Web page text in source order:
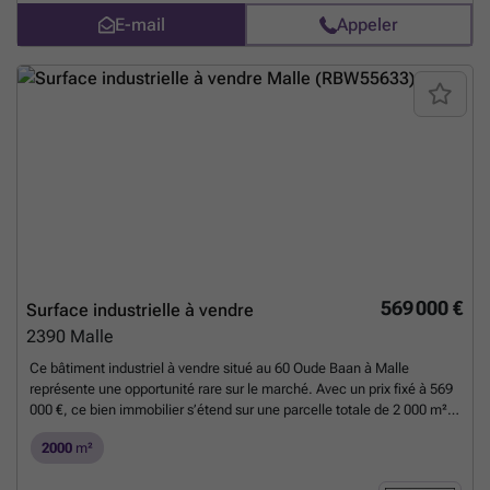
E-mail Appeler
569 000 €
Surface industrielle à vendre
2390 Malle
Ce bâtiment industriel à vendre situé au 60 Oude Baan à Malle
représente une opportunité rare sur le marché. Avec un prix fixé à 569
000 €, ce bien immobilier s’étend sur une parcelle totale de 2 000 m²,
pour diverses utilisations. Construit en 1974, l’atelier ou le magasin
2000 m²